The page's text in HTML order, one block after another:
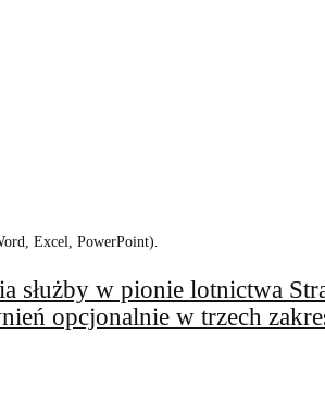
Excel, PowerPoint).
służby w pionie lotnictwa
opcjonalnie w trzech